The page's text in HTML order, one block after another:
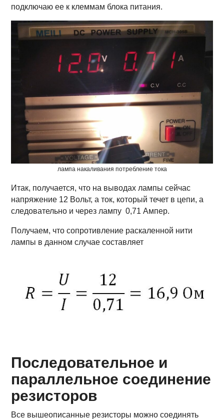
подключаю ее к клеммам блока питания.
лампа накаливания потребление тока
Итак, получается, что на выводах лампы сейчас
напряжение 12 Вольт, а ток, который течет в цепи, а
следовательно и через лампу 0,71 Ампер.
Получаем, что сопротивление раскаленной нити
лампы в данном случае составляет
Последовательное и
параллельное соединение
резисторов
Все вышеописанные резисторы можно соединять